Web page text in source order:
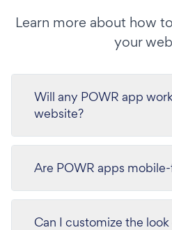
Learn more about how
your
Will any POWR app
website?
Are POWR apps
Can I customize the